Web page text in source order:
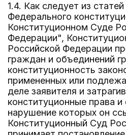
1.4. Как следует из
Федерального
Конституционном Суде
Федерации",
Российской Федерации
граждан и объединений
конституционность
примененных или
деле заявителя и
конституционные права
нарушение которых он
Конституционный Суд